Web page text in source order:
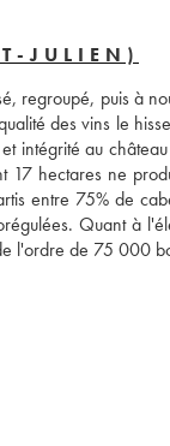
JULIEN)
regroupé, puis à
des vins le
intégrité au
hectares ne
entre 75% de
Quant à
l'ordre de 75 000